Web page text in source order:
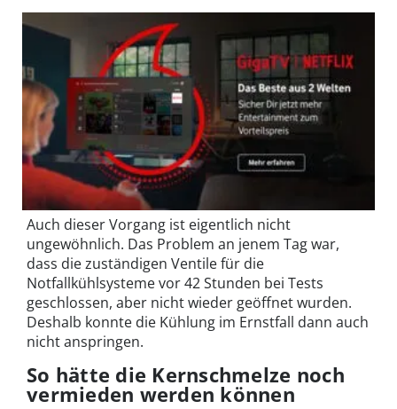
Auch dieser Vorgang ist eigentlich nicht
ungewöhnlich. Das Problem an jenem Tag war,
dass die zuständigen Ventile für die
Notfallkühlsysteme vor 42 Stunden bei Tests
geschlossen, aber nicht wieder geöffnet wurden.
Deshalb konnte die Kühlung im Ernstfall dann auch
nicht anspringen.
So hätte die Kernschmelze noch
vermieden werden können